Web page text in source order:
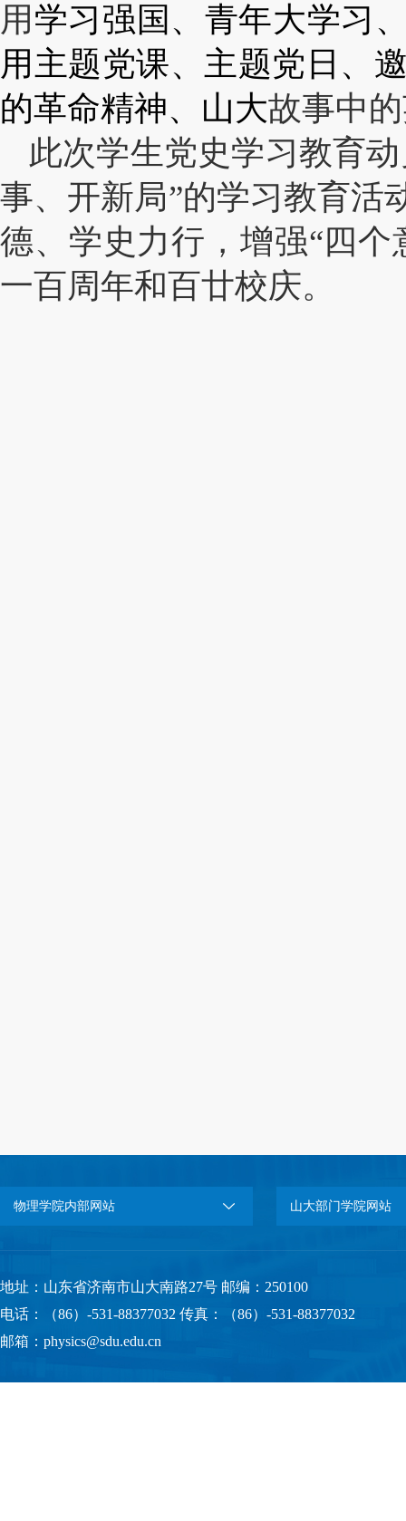
用学习强国、青年大学习
用主题党课、主题党日、
的革命精神、山大故事中
此次学生党史学习教育
事、开新局”的学习教育活
德、学史力行，增强“四个
一百周年和百廿校庆。
物理学院内部网站 山大部门学院网站
地址：山东省济南市山大南路27号 邮编：250100
电话：（86）-531-88377032 传真：（86）-531-88377032
邮箱：physics@sdu.edu.cn